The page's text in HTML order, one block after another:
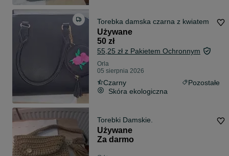
Torebka damska czarna z kwiatem
Używane
50 zł
55,25 zł z Pakietem Ochronnym
Orla
05 sierpnia 2026
Czarny
Pozostałe
Skóra ekologiczna
Torebki Damskie.
Używane
Za darmo